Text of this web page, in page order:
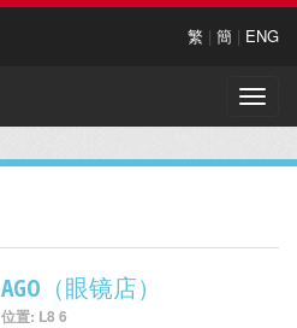
繁 | 簡 | ENG
Toggle
AGO（眼镜店）
位置: L8 6